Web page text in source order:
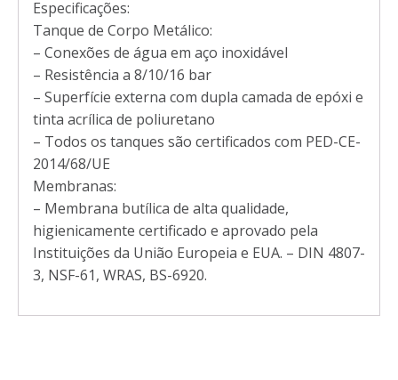
Especificações:
Tanque de Corpo Metálico:
– Conexões de água em aço inoxidável
– Resistência a 8/10/16 bar
– Superfície externa com dupla camada de epóxi e
tinta acrílica de poliuretano
– Todos os tanques são certificados com PED-CE-
2014/68/UE
Membranas:
– Membrana butílica de alta qualidade,
higienicamente certificado e aprovado pela
Instituições da União Europeia e EUA. – DIN 4807-
3, NSF-61, WRAS, BS-6920.